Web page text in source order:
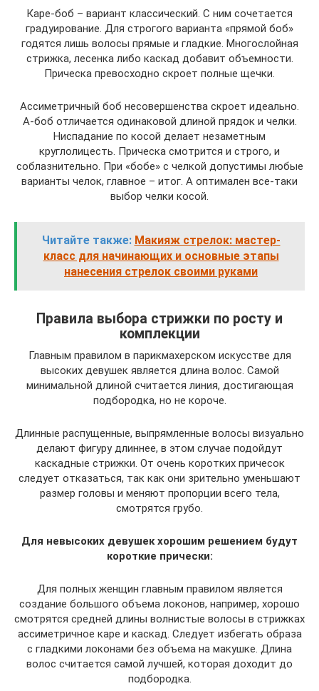
Каре-боб – вариант классический. С ним сочетается
градуирование. Для строгого варианта «прямой боб»
годятся лишь волосы прямые и гладкие. Многослойная
стрижка, лесенка либо каскад добавит объемности.
Прическа превосходно скроет полные щечки.
Ассиметричный боб несовершенства скроет идеально.
А-боб отличается одинаковой длиной прядок и челки.
Ниспадание по косой делает незаметным
круглолицесть. Прическа смотрится и строго, и
соблазнительно. При «бобе» с челкой допустимы любые
варианты челок, главное – итог. А оптимален все-таки
выбор челки косой.
Читайте также: Макияж стрелок: мастер-
класс для начинающих и основные этапы
нанесения стрелок своими руками
Правила выбора стрижки по росту и
комплекции
Главным правилом в парикмахерском искусстве для
высоких девушек является длина волос. Самой
минимальной длиной считается линия, достигающая
подбородка, но не короче.
Длинные распущенные, выпрямленные волосы визуально
делают фигуру длиннее, в этом случае подойдут
каскадные стрижки. От очень коротких причесок
следует отказаться, так как они зрительно уменьшают
размер головы и меняют пропорции всего тела,
смотрятся грубо.
Для невысоких девушек хорошим решением будут
короткие прически:
Для полных женщин главным правилом является
создание большого объема локонов, например, хорошо
смотрятся средней длины волнистые волосы в стрижках
ассиметричное каре и каскад. Следует избегать образа
с гладкими локонами без объема на макушке. Длина
волос считается самой лучшей, которая доходит до
подбородка.